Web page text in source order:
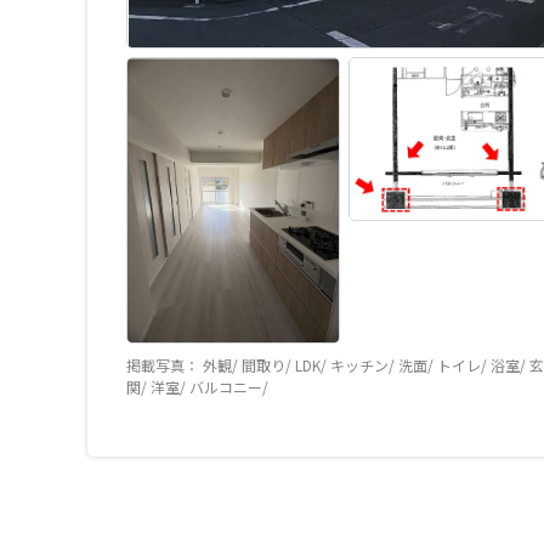
掲載写真： 外観/ 間取り/ LDK/ キッチン/ 洗面/ トイレ/ 浴室/ 玄
関/ 洋室/ バルコニー/